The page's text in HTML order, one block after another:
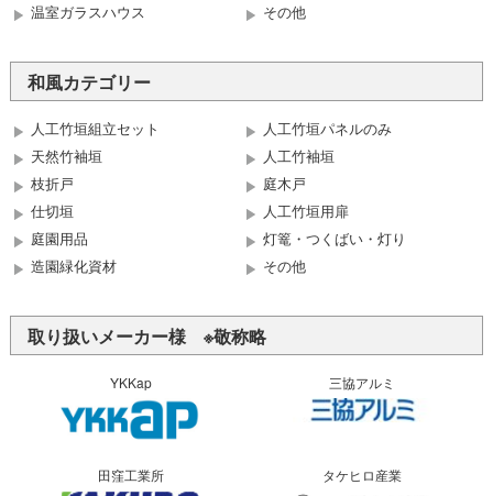
温室ガラスハウス
その他
和風カテゴリー
人工竹垣組立セット
人工竹垣パネルのみ
天然竹袖垣
人工竹袖垣
枝折戸
庭木戸
仕切垣
人工竹垣用扉
庭園用品
灯篭・つくばい・灯り
造園緑化資材
その他
取り扱いメーカー様 ※敬称略
YKKap 三協アルミ
田窪工業所 タケヒロ産業